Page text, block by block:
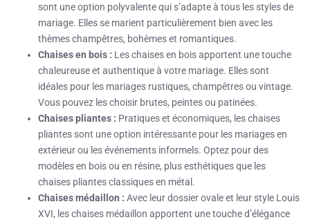
sont une option polyvalente qui s’adapte à tous les styles de
mariage. Elles se marient particulièrement bien avec les
thèmes champêtres, bohèmes et romantiques.
Chaises en bois : Les chaises en bois apportent une touche
chaleureuse et authentique à votre mariage. Elles sont
idéales pour les mariages rustiques, champêtres ou vintage.
Vous pouvez les choisir brutes, peintes ou patinées.
Chaises pliantes : Pratiques et économiques, les chaises
pliantes sont une option intéressante pour les mariages en
extérieur ou les événements informels. Optez pour des
modèles en bois ou en résine, plus esthétiques que les
chaises pliantes classiques en métal.
Chaises médaillon : Avec leur dossier ovale et leur style Louis
XVI, les chaises médaillon apportent une touche d’élégance